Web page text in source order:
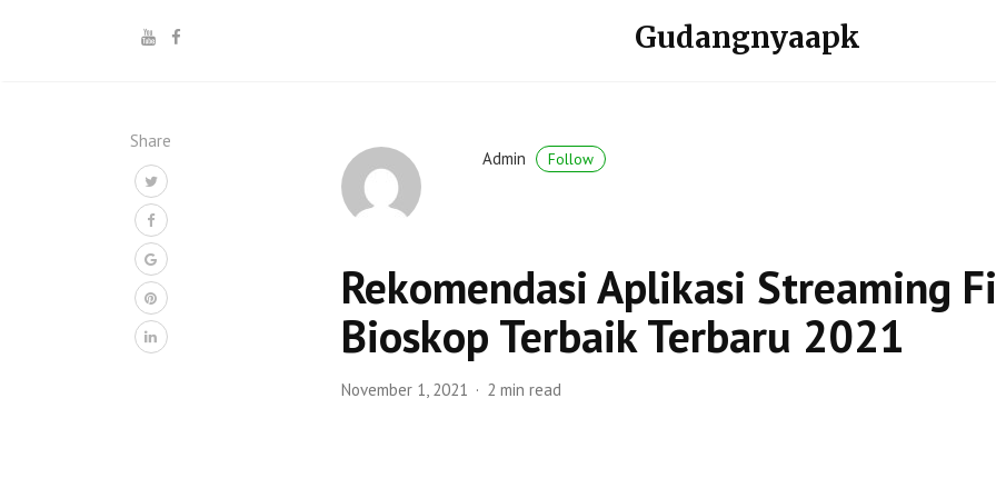
Gudangnyaapk
Share
Admin
Follow
Rekomendasi Aplikasi Streaming
Bioskop Terbaik Terbaru 2021
November 1, 2021 2 min read